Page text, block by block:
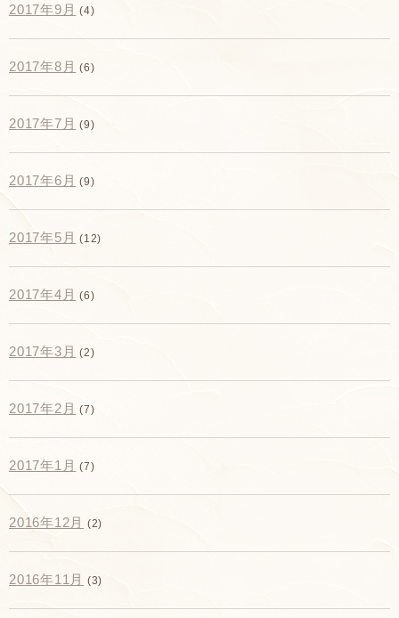
2017年9月 (4)
2017年8月 (6)
2017年7月 (9)
2017年6月 (9)
2017年5月 (12)
2017年4月 (6)
2017年3月 (2)
2017年2月 (7)
2017年1月 (7)
2016年12月 (2)
2016年11月 (3)